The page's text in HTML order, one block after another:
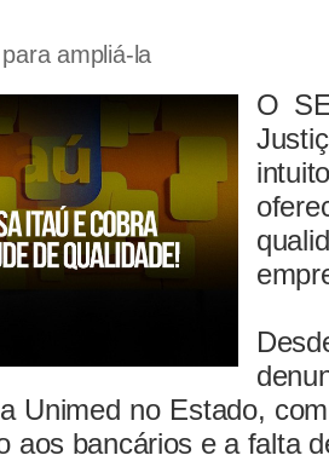
ampliá-la
O
Unimed no Estado,
aos bancários e a falta